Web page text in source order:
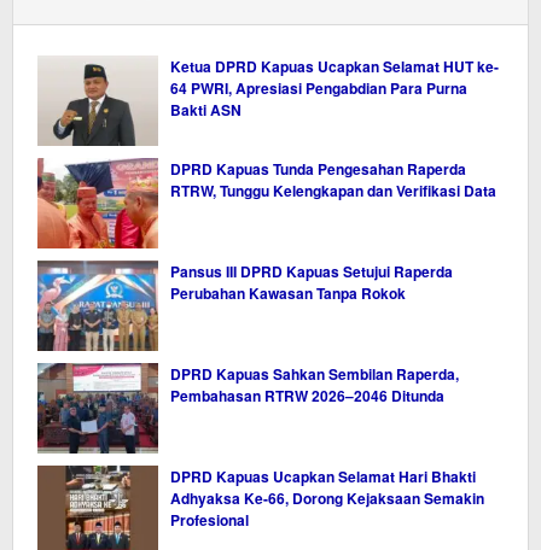
Ketua DPRD Kapuas Ucapkan Selamat HUT ke-
64 PWRI, Apresiasi Pengabdian Para Purna
Bakti ASN
DPRD Kapuas Tunda Pengesahan Raperda
RTRW, Tunggu Kelengkapan dan Verifikasi Data
Pansus III DPRD Kapuas Setujui Raperda
Perubahan Kawasan Tanpa Rokok
DPRD Kapuas Sahkan Sembilan Raperda,
Pembahasan RTRW 2026–2046 Ditunda
DPRD Kapuas Ucapkan Selamat Hari Bhakti
Adhyaksa Ke-66, Dorong Kejaksaan Semakin
Profesional